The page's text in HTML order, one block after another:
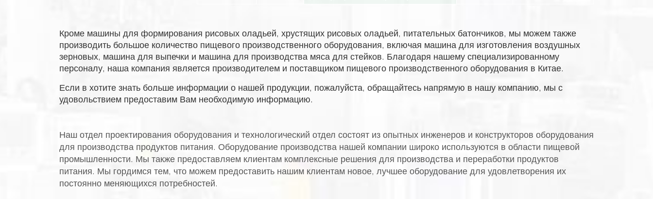
Кроме машины для формирования рисовых оладьей, хрустящих рисовых оладьей, питательных батончиков, мы можем также
производить большое количество пищевого производственного оборудования, включая машина для изготовления воздушных
зерновых, машина для выпечки и машина для производства мяса для стейков. Благодаря нашему специализированному
персоналу, наша компания является производителем и поставщиком пищевого производственного оборудования в Китае.
Если в хотите знать больше информации о нашей продукции, пожалуйста, обращайтесь напрямую в нашу компанию, мы с
удовольствием предоставим Вам необходимую информацию.
Наш отдел проектирования оборудования и технологический отдел состоят из опытных инженеров и конструкторов оборудования
для производства продуктов питания. Оборудование производства нашей компании широко используются в области пищевой
промышленности. Мы также предоставляем клиентам комплексные решения для производства и переработки продуктов
питания. Мы гордимся тем, что можем предоставить нашим клиентам новое, лучшее оборудование для удовлетворения их
постоянно меняющихся потребностей.